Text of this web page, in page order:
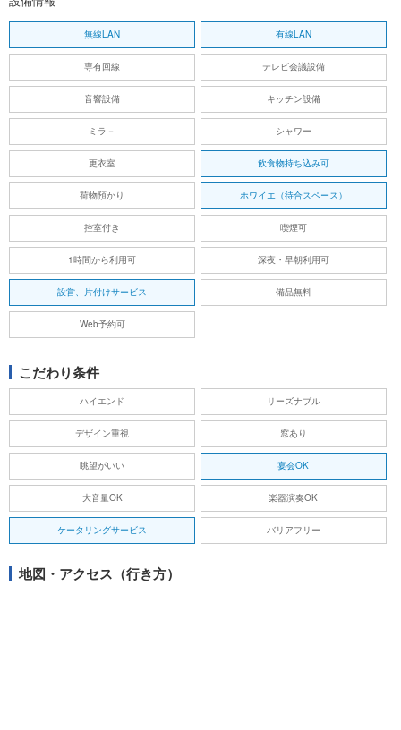
無線LAN 有線LAN
専有回線 テレビ会議設備
音響設備 キッチン設備
ミラ－ シャワー
更衣室 飲食物持ち込み可
荷物預かり ホワイエ（待合スペース）
控室付き 喫煙可
1時間から利用可 深夜・早朝利用可
設営、片付けサービス 備品無料
Web予約可
こだわり条件
ハイエンド リーズナブル
デザイン重視 窓あり
眺望がいい 宴会OK
大音量OK 楽器演奏OK
ケータリングサービス バリアフリー
地図・アクセス（行き方）